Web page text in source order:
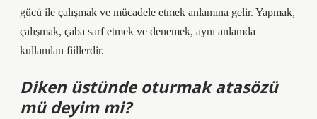
gücü ile çalışmak ve mücadele etmek anlamına gelir. Yapmak,
çalışmak, çaba sarf etmek ve denemek, aynı anlamda
kullanılan fiillerdir.
Diken üstünde oturmak atasözü
mü deyim mi?